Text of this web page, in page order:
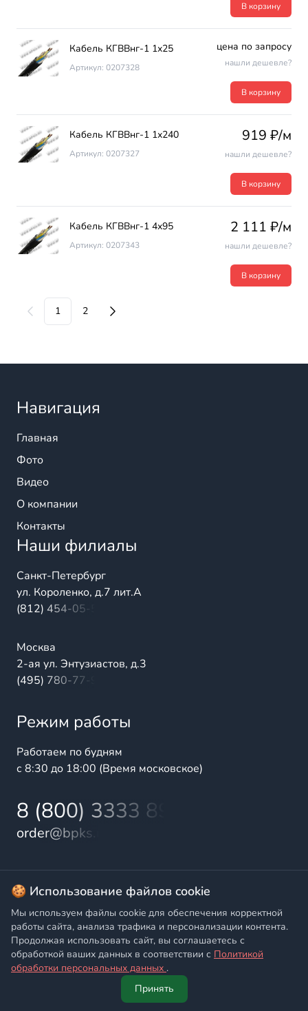
Написать Позвонить
В корзину
Кабель КГВВнг-1 1х25
Артикул: 0207328
цена по запросу
нашли дешевле?
В корзину
Кабель КГВВнг-1 1х240
Артикул: 0207327
919 ₽/м
нашли дешевле?
В корзину
Кабель КГВВнг-1 4х95
Артикул: 0207343
2 111 ₽/м
нашли дешевле?
В корзину
1 2
Навигация
Главная
Фото
Видео
О компании
Контакты
Наши филиалы
Санкт-Петербург
ул. Короленко, д.7 лит.А
(812) 454-05-54
Москва
2-ая ул. Энтузиастов, д.3
(495) 780-77-98
Режим работы
Работаем по будням
с 8:30 до 18:00 (Время московское)
8 (800) 3333 899
order@bpks.ru
© 2025 БалтПромКомплект — комплексные поставки
высококачественной продукции промышленного и
бытового назначения
Политика конфиденциальности,Согласие на обработку
персональных данных
🍪 Использование файлов cookie
Мы используем файлы cookie для обеспечения корректной
работы сайта, анализа трафика и персонализации контента.
Продолжая использовать сайт, вы соглашаетесь с
обработкой ваших данных в соответствии с Политикой
обработки персональных данных .
Принять